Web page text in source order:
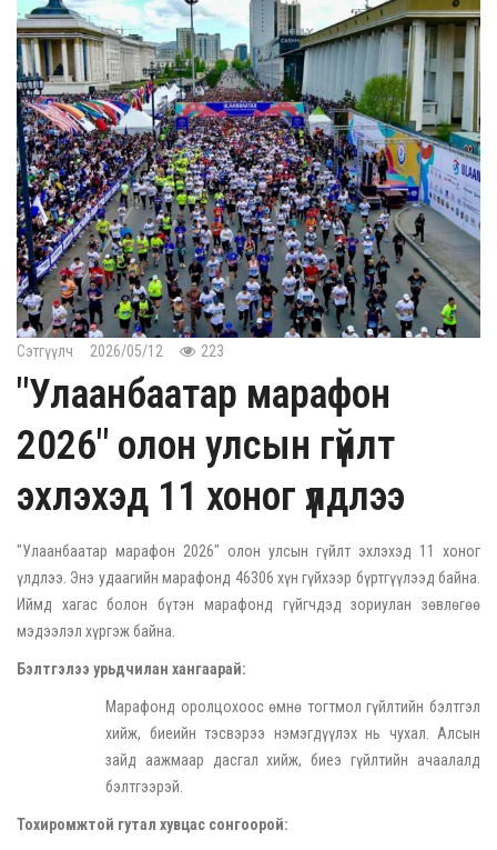
Сэтгүүлч 2026/05/12 223
"Улаанбаатар марафон
2026" олон улсын гүйлт
эхлэхэд 11 хоног үлдлээ
"Улаанбаатар марафон 2026" олон улсын гүйлт эхлэхэд 11 хоног
үлдлээ. Энэ удаагийн марафонд 46306 хүн гүйхээр бүртгүүлээд байна.
Иймд хагас болон бүтэн марафонд гүйгчдэд зориулан зөвлөгөө
мэдээлэл хүргэж байна.
Бэлтгэлээ урьдчилан хангаарай:
Марафонд оролцохоос өмнө тогтмол гүйлтийн бэлтгэл
хийж, биеийн тэсвэрээ нэмэгдүүлэх нь чухал. Алсын
зайд аажмаар дасгал хийж, биеэ гүйлтийн ачаалалд
бэлтгээрэй.
Тохиромжтой гутал хувцас сонгоорой: